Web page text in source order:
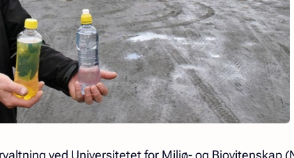
ved Universitetet for Miljø- og Biovitenskap